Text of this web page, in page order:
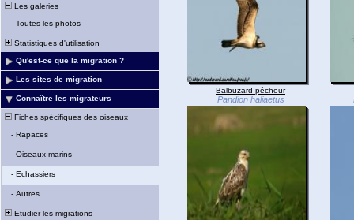
Les galeries
- Toutes les photos
Statistiques d'utilisation
Qu'est-ce que la migration ?
Les sites de migration
Connaître les migrateurs
Fiches spécifiques des oiseaux
- Rapaces
- Oiseaux marins
- Echassiers
- Autres
Etudier les migrations
Balbuzard pêcheur
Pandion haliaetus